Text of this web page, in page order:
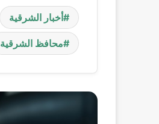
أخبار الشرقية
محافظ الشرقية